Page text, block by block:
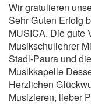
Wir gratulieren
Sehr Guten Erfolg
MUSICA. Die gute
Musikschullehrer
Stadl-Paura und
Musikkapelle
Herzlichen
Musizieren, lieber